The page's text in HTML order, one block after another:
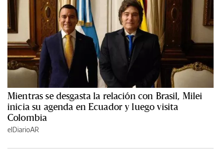
Mientras se desgasta la relación con Brasil, Milei
inicia su agenda en Ecuador y luego visita
Colombia
elDiarioAR